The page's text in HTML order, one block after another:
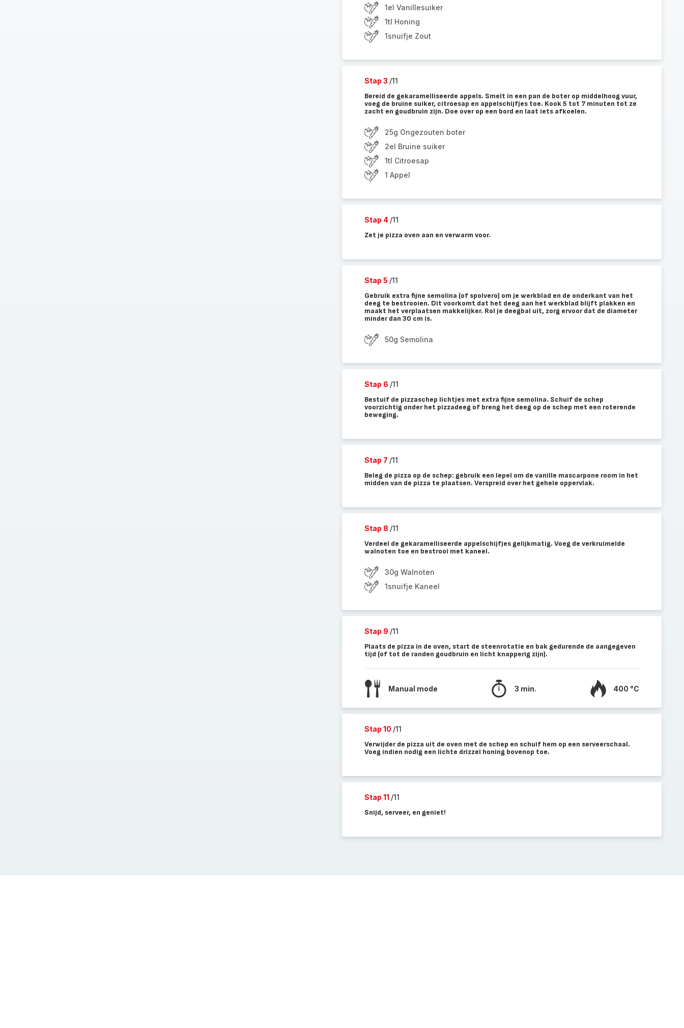
1el Vanillesuiker
1tl Honing
1snuifje Zout
Stap 3 /11
Bereid de gekaramelliseerde appels. Smelt in een pan de boter op middelhoog vuur,
voeg de bruine suiker, citroesap en appelschijfjes toe. Kook 5 tot 7 minuten tot ze
zacht en goudbruin zijn. Doe over op een bord en laat iets afkoelen.
25g Ongezouten boter
2el Bruine suiker
1tl Citroesap
1 Appel
Stap 4 /11
Zet je pizza oven aan en verwarm voor.
Stap 5 /11
Gebruik extra fijne semolina (of spolvero) om je werkblad en de onderkant van het
deeg te bestrooien. Dit voorkomt dat het deeg aan het werkblad blijft plakken en
maakt het verplaatsen makkelijker. Rol je deegbal uit, zorg ervoor dat de diameter
minder dan 30 cm is.
50g Semolina
Stap 6 /11
Bestuif de pizzaschep lichtjes met extra fijne semolina. Schuif de schep
voorzichtig onder het pizzadeeg of breng het deeg op de schep met een roterende
beweging.
Stap 7 /11
Beleg de pizza op de schep: gebruik een lepel om de vanille mascarpone room in het
midden van de pizza te plaatsen. Verspreid over het gehele oppervlak.
Stap 8 /11
Verdeel de gekaramelliseerde appelschijfjes gelijkmatig. Voeg de verkruimelde
walnoten toe en bestrooi met kaneel.
30g Walnoten
1snuifje Kaneel
Stap 9 /11
Plaats de pizza in de oven, start de steenrotatie en bak gedurende de aangegeven
tijd (of tot de randen goudbruin en licht knapperig zijn).
Manual mode 3 min. 400 °C
Stap 10 /11
Verwijder de pizza uit de oven met de schep en schuif hem op een serveerschaal.
Voeg indien nodig een lichte drizzel honing bovenop toe.
Stap 11 /11
Snijd, serveer, en geniet!